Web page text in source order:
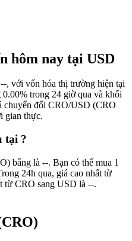
hôm nay tại USD
, với vốn hóa thị trường hiện tại
trong 24 giờ qua và khối
chuyển đổi CRO/USD (CRO
gian thực.
tại ?
bằng là --. Bạn có thể mua 1
24h qua, giá cao nhất từ
từ CRO sang USD là --.